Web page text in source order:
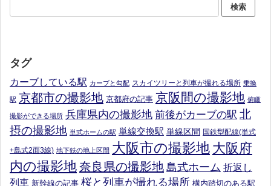
タグ
カーブしている駅 カーブと勾配 スカイツリーと列車が撮れる場所 乗換
駅 京都市の撮影地 京都府の記事 京阪間の撮影地 俯瞰
撮影ができる場所 兵庫県内の撮影地 前後がカーブの駅 北
摂の撮影地 単式ホームの駅 単線交換駅 単線区間 国鉄型配線(単式
+島式2面3線) 地下鉄の地上区間 大阪市の撮影地 大阪府
内の撮影地奈良県の撮影地 島式ホーム 折返し
列車 新幹線の記事 桜と列車が撮れる場所 構内踏切のある駅